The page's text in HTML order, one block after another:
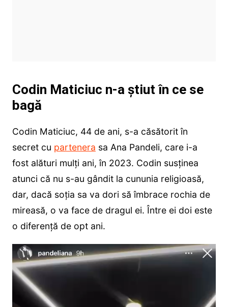
Codin Maticiuc n-a știut în ce se
bagă
Codin Maticiuc, 44 de ani, s-a căsătorit în
secret cu partenera sa Ana Pandeli, care i-a
fost alături mulți ani, în 2023. Codin susținea
atunci că nu s-au gândit la cununia religioasă,
dar, dacă soția sa va dori să îmbrace rochia de
mireasă, o va face de dragul ei. Între ei doi este
o diferență de opt ani.
Player
video